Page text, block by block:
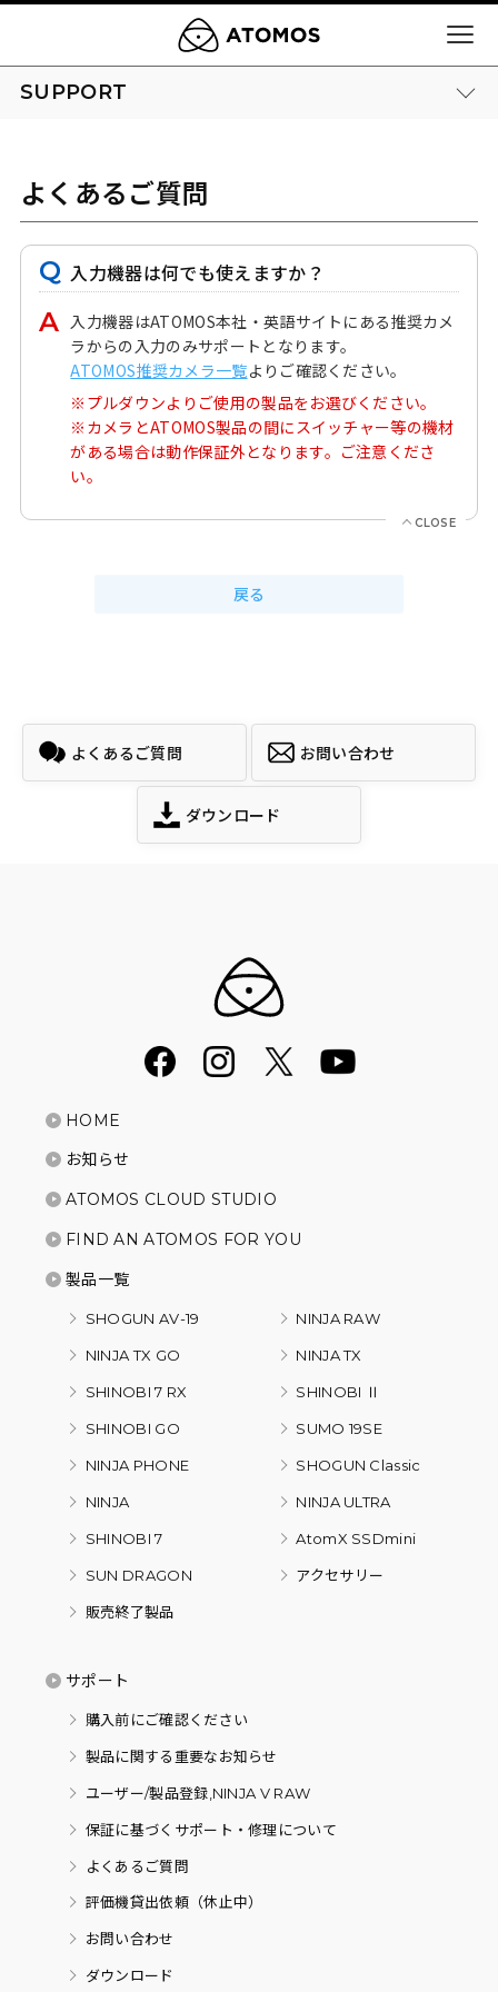
SUPPORT
よくあるご質問
入力機器は何でも使えますか？
入力機器はATOMOS本社・英語サイトにある推奨カメ
ラからの入力のみサポートとなります。
ATOMOS推奨カメラ一覧よりご確認ください。
※プルダウンよりご使用の製品をお選びください。
※カメラとATOMOS製品の間にスイッチャー等の機材
がある場合は動作保証外となります。ご注意くださ
い。
戻る
よくあるご質問 お問い合わせ
ダウンロード
HOME
お知らせ
ATOMOS CLOUD STUDIO
FIND AN ATOMOS FOR YOU
製品一覧
SHOGUN AV-19 NINJA RAW
NINJA TX GO NINJA TX
SHINOBI 7 RX SHINOBI Ⅱ
SHINOBI GO SUMO 19SE
NINJA PHONE SHOGUN Classic
NINJA NINJA ULTRA
SHINOBI 7 AtomX SSDmini
SUN DRAGON アクセサリー
販売終了製品
サポート
購入前にご確認ください
製品に関する重要なお知らせ
ユーザー/製品登録,NINJA V RAW
保証に基づくサポート・修理について
よくあるご質問
評価機貸出依頼（休止中）
お問い合わせ
ダウンロード